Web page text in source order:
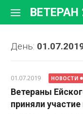
содержимому
ВЕТЕРАН
День:
01.07.2019 НОВОСТИ
Ветераны
приняли